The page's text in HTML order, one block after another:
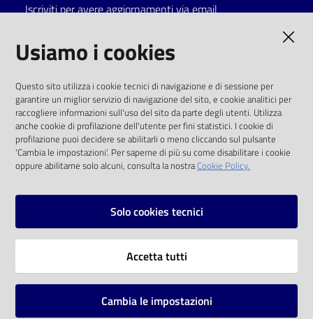
on line
Eventi
Chiedi al
bibliotecario
Avvisi
Iscriviti per avere aggiornamenti via email
solo alle condizioni previste dalla direttiva
comunitaria 2003/98/CE e dal d.lgs. 36/2006
SOCIAL
Instagram
Vai alla pagina
Usiamo i cookies
Questo sito utilizza i cookie tecnici di navigazione e di sessione per
garantire un miglior servizio di navigazione del sito, e cookie analitici per
raccogliere informazioni sull'uso del sito da parte degli utenti. Utilizza
anche cookie di profilazione dell'utente per fini statistici. I cookie di
profilazione puoi decidere se abilitarli o meno cliccando sul pulsante
'Cambia le impostazioni'. Per saperne di più su come disabilitare i cookie
oppure abilitarne solo alcuni, consulta la nostraCookie Policy.
Solo cookies tecnici
Accetta tutti
Cambia le impostazioni